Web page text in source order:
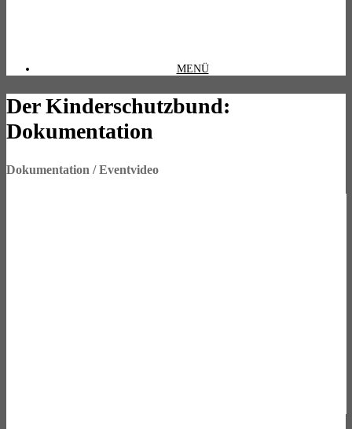
MENÜ
Der Kinderschutzbund:
Dokumentation
Dokumentation / Eventvideo